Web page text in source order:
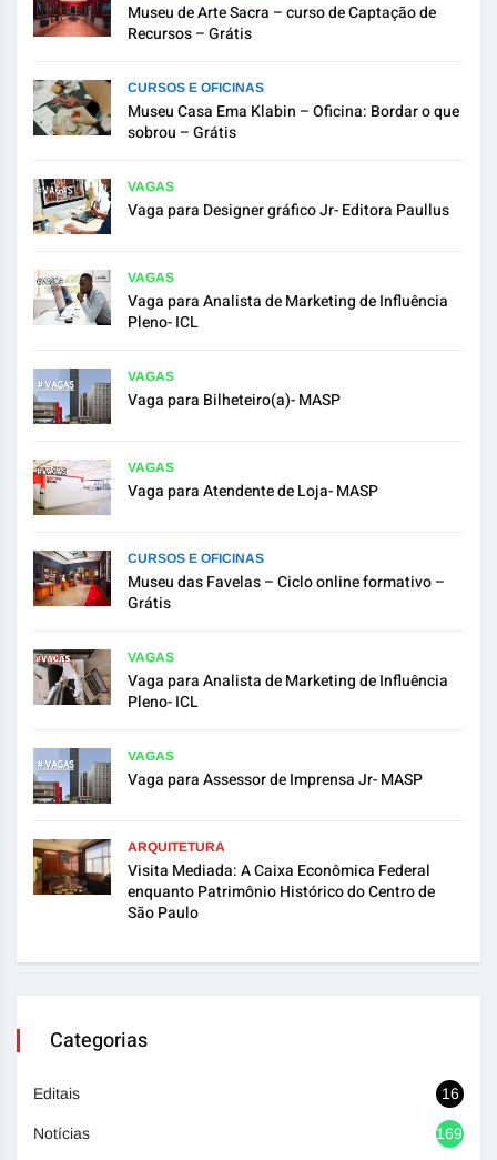
Museu de Arte Sacra – curso de Captação de
Recursos – Grátis
CURSOS E OFICINAS
Museu Casa Ema Klabin – Oficina: Bordar o que
sobrou – Grátis
VAGAS
Vaga para Designer gráfico Jr- Editora Paullus
VAGAS
Vaga para Analista de Marketing de Influência
Pleno- ICL
VAGAS
Vaga para Bilheteiro(a)- MASP
VAGAS
Vaga para Atendente de Loja- MASP
CURSOS E OFICINAS
Museu das Favelas – Ciclo online formativo –
Grátis
VAGAS
Vaga para Analista de Marketing de Influência
Pleno- ICL
VAGAS
Vaga para Assessor de Imprensa Jr- MASP
ARQUITETURA
Visita Mediada: A Caixa Econômica Federal
enquanto Patrimônio Histórico do Centro de
São Paulo
Categorias
Editais 16
Notícias 1692